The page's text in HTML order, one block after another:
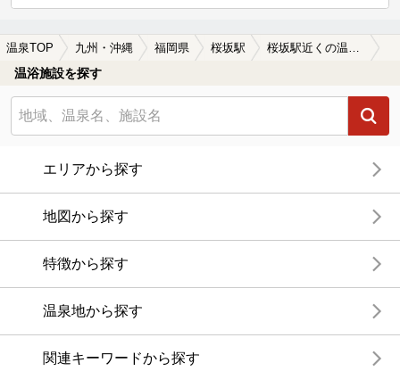
温泉TOP 九州・沖縄 福岡県 桜坂駅 桜坂駅近くの温泉宿・温泉旅館・ホテルおすすめ(2026年版)
温浴施設を探す
エリアから探す
地図から探す
特徴から探す
温泉地から探す
関連キーワードから探す